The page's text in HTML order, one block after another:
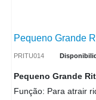
Pequeno Grande
PRITU014
Pequeno Grande
Função: Para atrair